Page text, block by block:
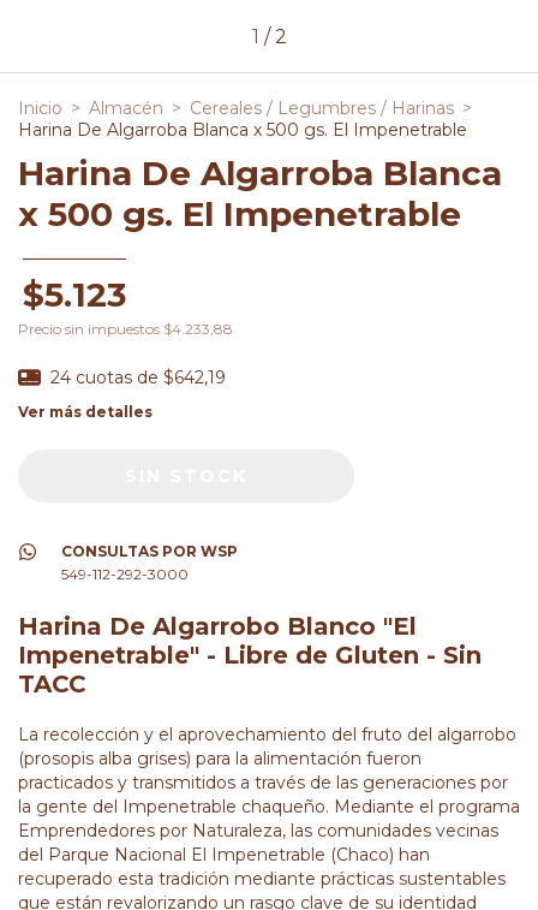
1 /2
Inicio > Almacén > Cereales / Legumbres / Harinas >
Harina De Algarroba Blanca x 500 gs. El Impenetrable
Harina De Algarroba Blanca
x 500 gs. El Impenetrable
$5.123
Precio sin impuestos $4.233,88
24 cuotas de $642,19
Ver más detalles
CONSULTAS POR WSP
549-112-292-3000
Harina De Algarrobo Blanco "El
Impenetrable" - Libre de Gluten - Sin
TACC
La recolección y el aprovechamiento del fruto del algarrobo
(prosopis alba grises) para la alimentación fueron
practicados y transmitidos a través de las generaciones por
la gente del Impenetrable chaqueño. Mediante el programa
Emprendedores por Naturaleza, las comunidades vecinas
del Parque Nacional El Impenetrable (Chaco) han
recuperado esta tradición mediante prácticas sustentables
que están revalorizando un rasgo clave de su identidad